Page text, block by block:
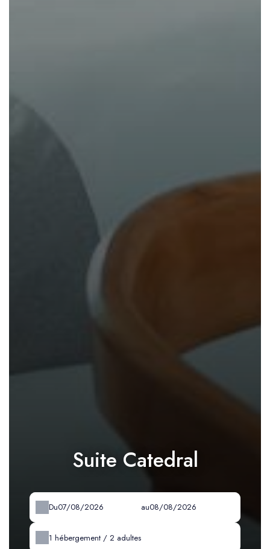
Suite Catedral
Du au
1hébergement /2 adultes